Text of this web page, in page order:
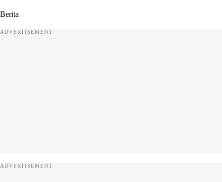
Berita
ADVERTISEMENT
ADVERTISEMENT